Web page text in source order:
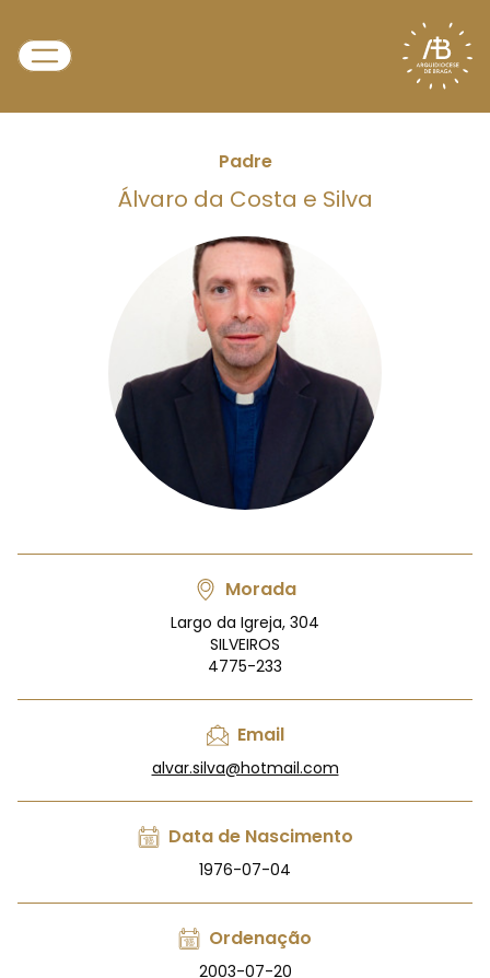
Padre
Álvaro da Costa e Silva
Morada
Largo da Igreja, 304
SILVEIROS
4775-233
Email
alvar.silva@hotmail.com
Data de Nascimento
1976-07-04
Ordenação
2003-07-20